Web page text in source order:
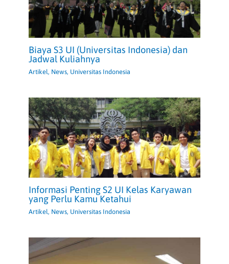
Biaya S3 UI (Universitas Indonesia) dan
Jadwal Kuliahnya
Artikel, News, Universitas Indonesia
Informasi Penting S2 UI Kelas Karyawan
yang Perlu Kamu Ketahui
Artikel, News, Universitas Indonesia